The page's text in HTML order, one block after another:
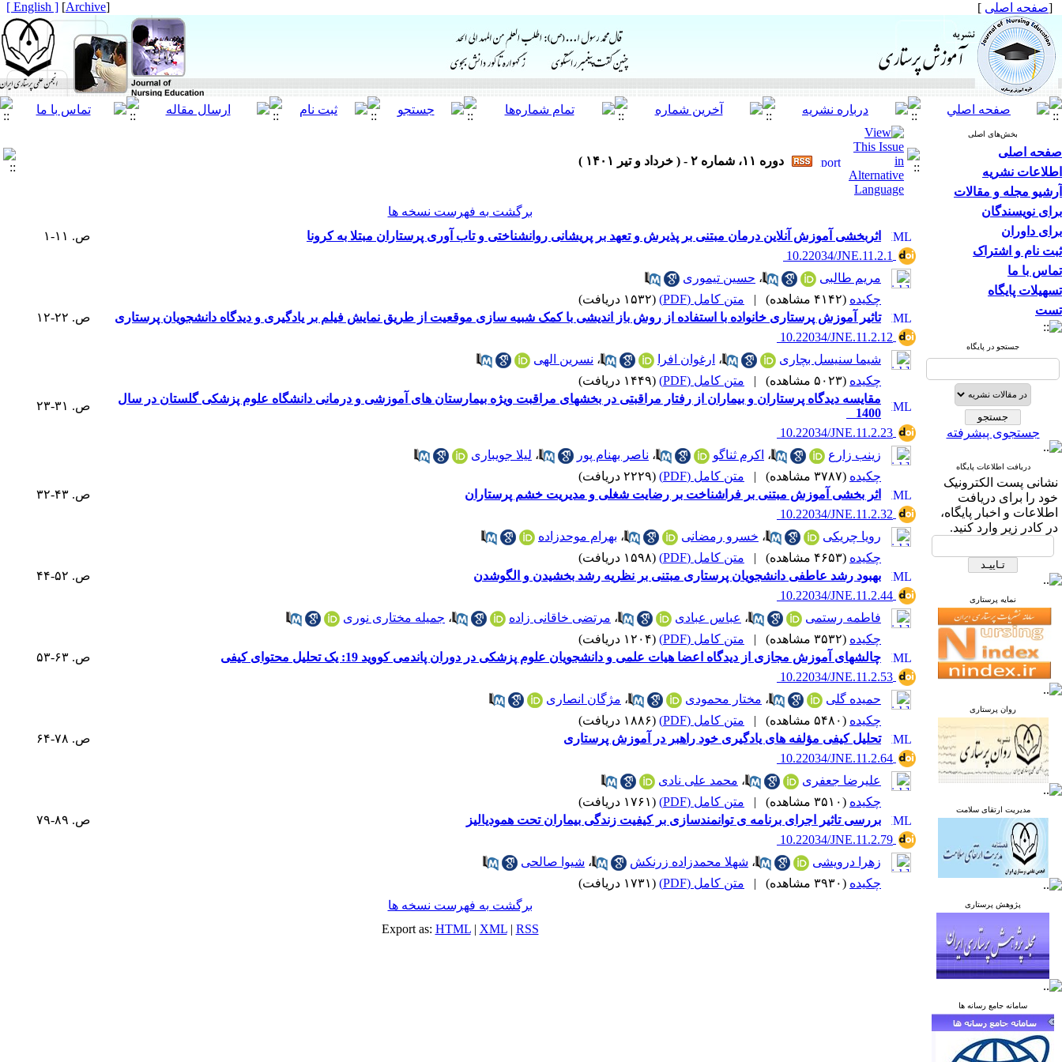
[صفحه اصلی ]
[
Archive
]
[ English ]
بخش‌های اصلی
صفحه اصلی
اطلاعات نشریه
آرشیو مجله و مقالات
برای نویسندگان
برای داوران
ثبت نام و اشتراک
تماس با ما
تسهیلات پایگاه
تست
جستجو در پایگاه
جستجوی پیشرفته
دریافت اطلاعات پایگاه
نشانی پست الکترونیک
خود را برای دریافت
اطلاعات و اخبار پایگاه،
در کادر زیر وارد کنید.
نمایه پرستاری
روان پرستاری
مدیریت ارتقای سلامت
پژوهش پرستاری
سامانه جامع رسانه ها
دوره ۱۱، شماره ۲ - ( خرداد و تیر ۱۴۰۱ )
برگشت به فهرست نسخه ها
اثربخشی آموزش آنلاین درمان مبتنی بر پذیرش و تعهد بر پریشانی روانشناختی و تاب آوری پرستاران مبتلا به کرونا
ص. ۱۱-۱
‎ 10.22034/JNE.11.2.1
مریم طالبی
، حسین تیموری
چکیده (۴۱۴۲ مشاهده) | متن کامل (PDF)
(۱۵۳۲ دریافت)
تاثیر آموزش پرستاری خانواده با استفاده از روش باز اندیشی با کمک شبیه سازی موقعیت از طریق نمایش فیلم بر یادگیری و دیدگاه دانشجویان پرستاری
ص. ۲۲-۱۲
‎ 10.22034/JNE.11.2.12
شیما سنیسل بچاری
، ارغوان افرا ، نسرین الهی
چکیده (۵۰۲۳ مشاهده) | متن کامل (PDF)
(۱۴۴۹ دریافت)
مقایسه دیدگاه پرستاران و بیماران از رفتار مراقبتی در بخش­های مراقبت ویژه بیمارستان های آموزشی و درمانی دانشگاه علوم پزشکی گلستان در سال
1400
ص. ۳۱-۲۳
‎ 10.22034/JNE.11.2.23
زینب زارع
، اکرم ثناگو ، ناصر بهنام پور ، لیلا جویباری
چکیده (۳۷۸۷ مشاهده) | متن کامل (PDF)
(۲۲۲۹ دریافت)
اثر بخشی آموزش مبتنی بر فراشناخت بر رضایت شغلی و مدیریت خشم پرستاران
ص. ۴۳-۳۲
‎ 10.22034/JNE.11.2.32
رویا چریکی
، خسرو رمضانی ، بهرام موحدزاده
چکیده (۴۶۵۳ مشاهده) | متن کامل (PDF)
(۱۵۹۸ دریافت)
بهبود رشد عاطفی دانشجویان پرستاری مبتنی بر نظریه رشد بخشیدن و الگوشدن
ص. ۵۲-۴۴
‎ 10.22034/JNE.11.2.44
فاطمه رستمی
، عباس عبادی ، مرتضی خاقانی زاده ، جمیله مختاری نوری
چکیده (۳۵۳۲ مشاهده) | متن کامل (PDF)
(۱۲۰۴ دریافت)
چالشهای آموزش مجازی از دیدگاه اعضا هیات علمی و دانشجویان علوم پزشکی در دوران پاندمی کووید 19: یک تحلیل محتوای کیفی
ص. ۶۳-۵۳
‎ 10.22034/JNE.11.2.53
حمیده گلی
، مختار محمودی ، مژگان انصاری
چکیده (۵۴۸۰ مشاهده) | متن کامل (PDF)
(۱۸۸۶ دریافت)
تحلیل کیفی مؤلفه های یادگیری خود راهبر در آموزش پرستاری
ص. ۷۸-۶۴
‎ 10.22034/JNE.11.2.64
علیرضا جعفری
، محمد علی نادی
چکیده (۳۵۱۰ مشاهده) | متن کامل (PDF)
(۱۷۶۱ دریافت)
بررسی تاثیر اجرای برنامه ی توانمندسازی بر کیفیت زندگی بیماران تحت همودیالیز
ص. ۸۹-۷۹
‎ 10.22034/JNE.11.2.79
زهرا درویشی
، شهلا محمدزاده زرنکش ، شیوا صالحی
چکیده (۳۹۳۰ مشاهده) | متن کامل (PDF)
(۱۷۳۱ دریافت)
برگشت به فهرست نسخه ها
Export as: HTML| XML| RSS